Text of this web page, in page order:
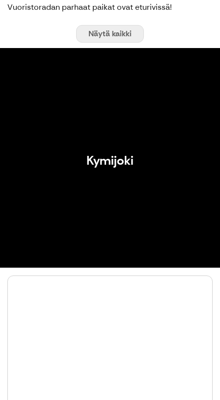
Vuoristoradan parhaat paikat ovat eturivissä!
Näytä kaikki
Kymijoki